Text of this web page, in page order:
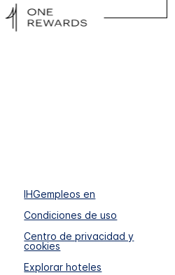
IHGempleos en
Condiciones de uso
Centro de privacidad y
cookies
Explorar hoteles